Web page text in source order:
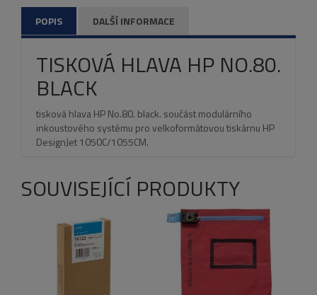
POPIS DALŠÍ INFORMACE
TISKOVÁ HLAVA HP NO.80.
BLACK
tisková hlava HP No.80. black. součást modulárního
inkoustového systému pro velkoformátovou tiskárnu HP
DesignJet 1050C/1055CM.
SOUVISEJÍCÍ PRODUKTY